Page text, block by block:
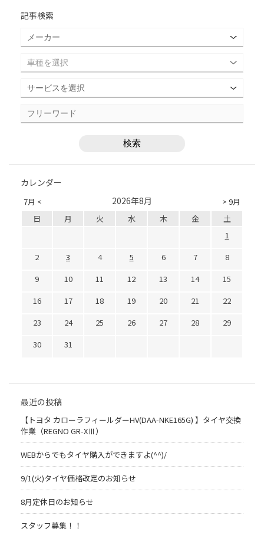
記事検索
カレンダー
7月 < > 9月
2026年8月
日 月 火 水 木 金
土
1
2
3 4 5 6 7
8
9
10 11 12 13 14
15
16
17 18 19 20 21
22
23
24 25 26 27 28
29
30
31
最近の投稿
【トヨタ カローラフィールダーHV(DAA-NKE165G) 】タイヤ交換
作業（REGNO GR-XⅢ）
WEBからでもタイヤ購入ができますよ(^^)/
9/1(火)タイヤ価格改定のお知らせ
8月定休日のお知らせ
スタッフ募集！！